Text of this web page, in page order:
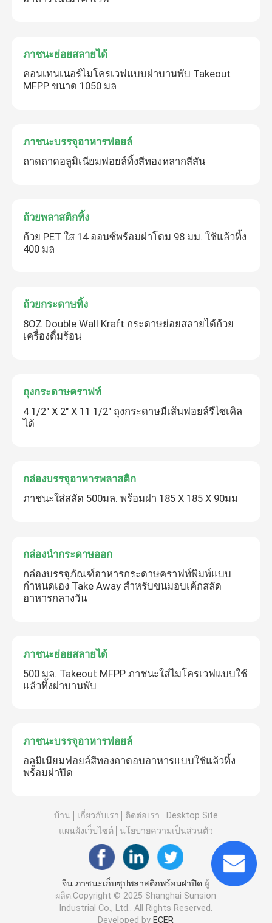
ภาชนะย่อยสลายได้
คอนเทนเนอร์ไมโครเวฟแบบฝาบานพับ Takeout
MFPP ขนาด 1050 มล
ภาชนะบรรจุอาหารฟอยล์
ถาดถาดอลูมิเนียมฟอยล์ทิ้งสีทองหลากสีสัน
ถ้วยพลาสติกทิ้ง
ถ้วย PET ใส 14 ออนซ์พร้อมฝาโดม 98 มม. ใช้แล้วทิ้ง
400 มล
ถ้วยกระดาษทิ้ง
8OZ Double Wall Kraft กระดาษย่อยสลายได้ถ้วย
เครื่องดื่มร้อน
ถุงกระดาษคราฟท์
4 1/2" X 2" X 11 1/2" ถุงกระดาษมีเส้นฟอยล์รีไซเคิล
ได้
กล่องบรรจุอาหารพลาสติก
ภาชนะใส่สลัด 500มล. พร้อมฝา 185 X 185 X 90มม
กล่องนำกระดาษออก
กล่องบรรจุภัณฑ์อาหารกระดาษคราฟท์พิมพ์แบบ
กำหนดเอง Take Away สำหรับขนมอบเค้กสลัด
อาหารกลางวัน
ภาชนะย่อยสลายได้
500 มล. Takeout MFPP ภาชนะใส่ไมโครเวฟแบบใช้
แล้วทิ้งฝาบานพับ
ภาชนะบรรจุอาหารฟอยล์
อลูมิเนียมฟอยล์สีทองถาดอบอาหารแบบใช้แล้วทิ้ง
พร้อมฝาปิด
บ้าน เกี่ยวกับเรา ติดต่อเรา
Desktop Site
แผนผังเว็บไซต์
นโยบายความเป็นส่วนตัว
จีน ภาชนะเก็บซุปพลาสติกพร้อมฝาปิด ผู้
ผลิต.Copyright © 2025 Shanghai Sunsion
Industrial Co., Ltd.. All Rights Reserved.
Developed by ECER